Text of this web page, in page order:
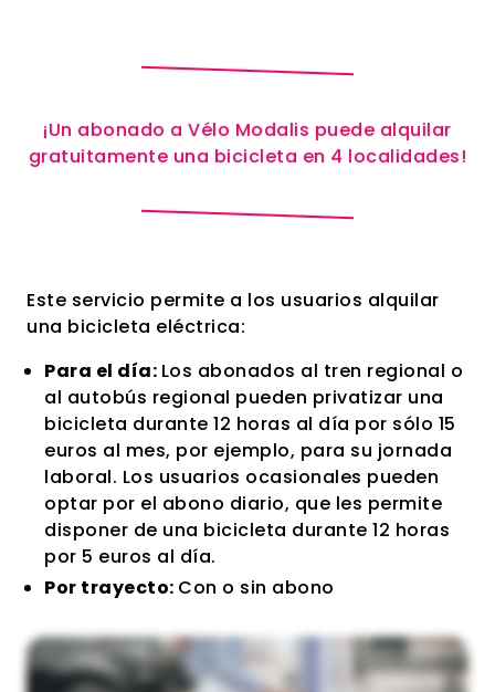
¡Un abonado a Vélo Modalis puede alquilar
gratuitamente una bicicleta en 4 localidades!
Este servicio permite a los usuarios alquilar
una bicicleta eléctrica:
Para el día: Los abonados al tren regional o
al autobús regional pueden privatizar una
bicicleta durante 12 horas al día por sólo 15
euros al mes, por ejemplo, para su jornada
laboral. Los usuarios ocasionales pueden
optar por el abono diario, que les permite
disponer de una bicicleta durante 12 horas
por 5 euros al día.
Por trayecto: Con o sin abono